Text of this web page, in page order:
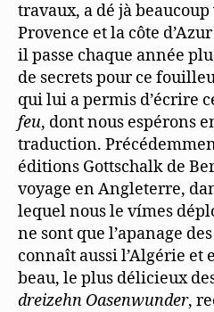
travaux, a dé jà
Provence et la côte
il passe chaque année
de secrets pour ce
qui lui a permis d’écrire
feu, dont nous espérons
traduction.
éditions Gottschalk de
voyage en Angleterre,
lequel nous le vímes
ne sont que l’apanage
connaît aussi l’Algérie et
beau, le plus délicieux
dreizehn Oasenwunder,